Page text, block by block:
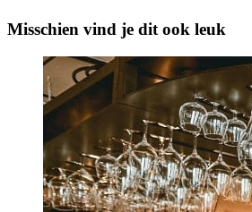
Misschien vind je dit ook leuk